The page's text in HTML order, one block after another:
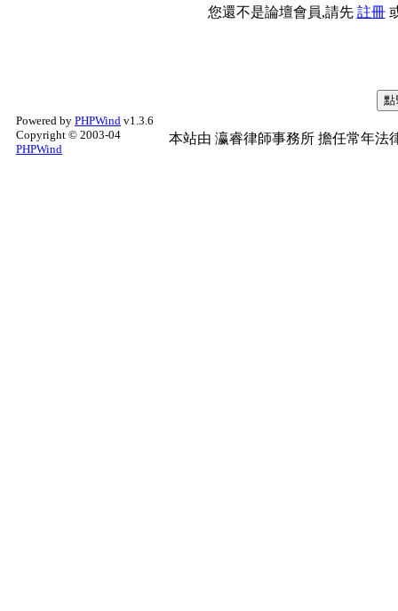
您還不是論壇會員,請先 註冊
Powered by PHPWind v1.3.6
Copyright © 2003-04
PHPWind
本站由 瀛睿律師事務所 擔任常年法